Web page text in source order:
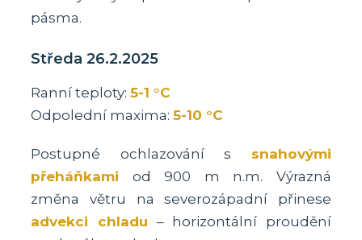
pásma.
Středa 26.2.2025
Ranní teploty:5-1 °C
Odpolední maxima:5-10 °C
Postupné ochlazování s snahovými
přeháňkami od 900 m n.m. Výrazná
změna větru na severozápadní přinese
advekci chladu – horizontální proudění